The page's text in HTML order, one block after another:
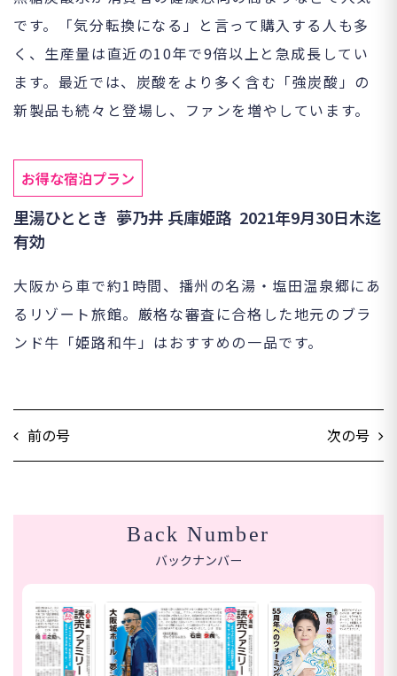
です。「気分転換になる」と言って購入する人も多
く、生産量は直近の10年で9倍以上と急成長してい
ます。最近では、炭酸をより多く含む「強炭酸」の
新製品も続々と登場し、ファンを増やしています。
お得な宿泊プラン
里湯ひととき 夢乃井 兵庫姫路 2021年9月30日木迄
有効
大阪から車で約1時間、播州の名湯・塩田温泉郷にあ
るリゾート旅館。厳格な審査に合格した地元のブラ
ンド牛「姫路和牛」はおすすめの一品です。
前の号 次の号
Back Number
バックナンバー